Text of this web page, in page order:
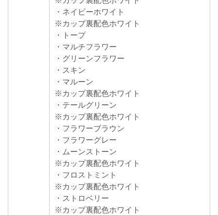
・ネイビーホワイト
※カップ裏配色ホワイト
・トープ
・マルチフラワー
・グリーンフラワー
・スキン
・マルーン
※カップ裏配色ホワイト
・テールグリーン
※カップ裏配色ホワイト
・フラワーブラウン
・フラワーグレー
・ムーンストーン
※カップ裏配色ホワイト
・フロストミント
※カップ裏配色ホワイト
・ストロベリー
※カップ裏配色ホワイト